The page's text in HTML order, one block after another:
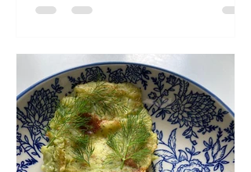
maintenant de bonnes pâtes à
remplace tout simplement la farine de
blé par de la maïzena. Lasagnes aux
aubergines sans gluten Pour 4 à 6
personnes: 12 feuilles de lasagnes
sans gluten